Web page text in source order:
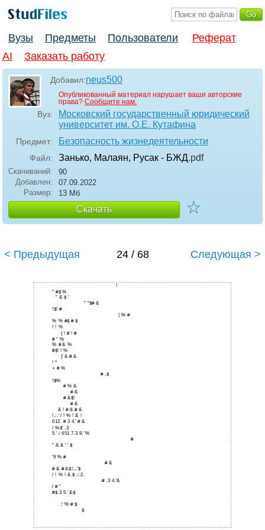
Вузы Предметы Пользователи
Реферат
AI
Заказать работу
Добавил:neus500
Опубликованный материал нарушает ваши авторские
права? Сообщите нам.
Вуз:
Московский государственный юридический
университет им. О.Е. Кутафина
Предмет: Безопасность жизнедеятельности
Файл: Занько, Малаян, Русак - БЖД.pdf
Скачиваний:
90
Добавлен:
07.09.2022
Размер:
13 Мб
Скачать ☆
< Предыдущая 24 / 68 Следующая >
!
" #$ %
" & $ '
" "$# &
!$! #
( % #
% % #$ # $
! ! %
( ! # ! #
# " %
% # & %
#$! ! %
)' & # &
! *
+ # %
# ,$
!$%
# % &
# &
# &$!
# &
& ! # & # &
!,-.' / ! % ! & !
012. # 3 4.' # &
/ %$' .3
5.' / 651 7.3 8.' %
#
" & & ' ' $
'9 % #
# &
# & # &$!,-.'$
/ ! % ! & $ -::2,
# .3 4.'&
/ # "
#$.3 5.' &$
;' % # $
$